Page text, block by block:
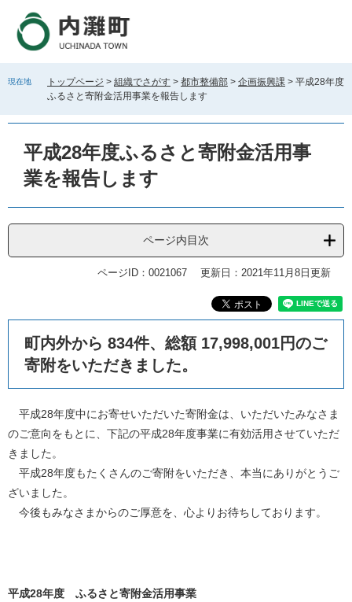
す
し
現在地 トップページ > 組織でさがす > 都市整備部 > 企画振興課 > 平成28年度
ふるさと寄附金活用事業を報告します
平成28年度ふるさと寄附金活用事
業を報告します
ページ内目次
ページID：0021067 更新日：2021年11月8日更新
町内外から 834件、総額 17,998,001円のご
寄附をいただきました。
平成28年度中にお寄せいただいた寄附金は、いただいたみなさま
のご意向をもとに、下記の平成28年度事業に有効活用させていただ
きました。
平成28年度もたくさんのご寄附をいただき、本当にありがとうご
ざいました。
今後もみなさまからのご厚意を、心よりお待ちしております。
平成28年度 ふるさと寄附金活用事業